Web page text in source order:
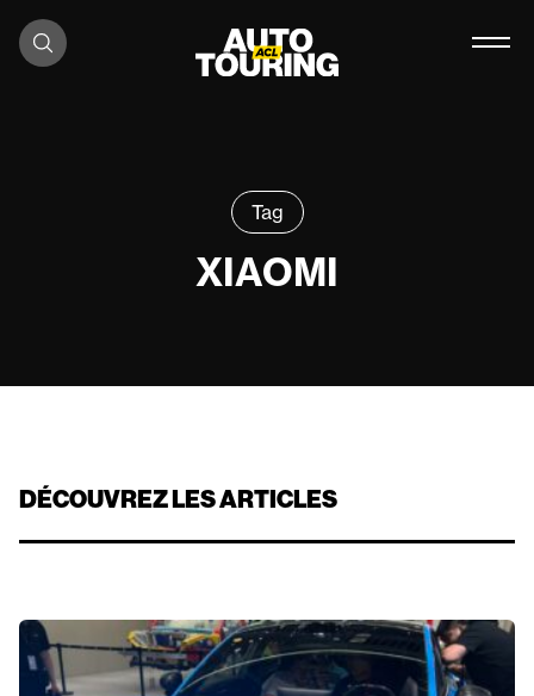
Aller au contenu
Tag
XIAOMI
DÉCOUVREZ LES ARTICLES